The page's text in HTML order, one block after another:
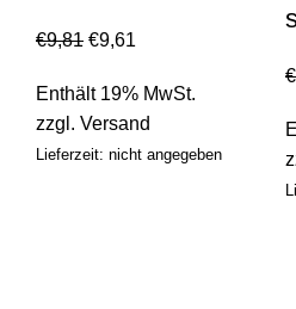
€9,81 €9,61
Enthält 19% MwSt.
zzgl. Versand
Lieferzeit: nicht angegeben
€